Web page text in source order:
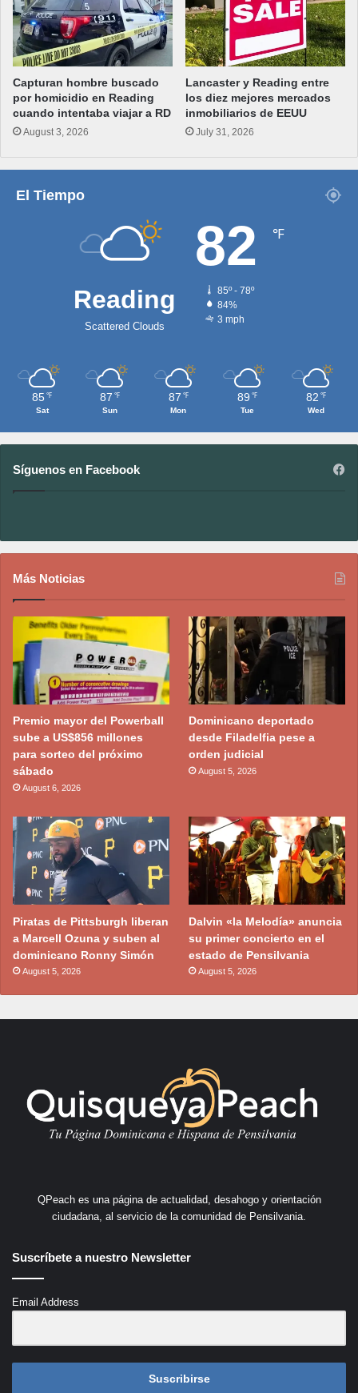
Capturan hombre buscado
por homicidio en Reading
cuando intentaba viajar a RD
August 3, 2026
Lancaster y Reading entre
los diez mejores mercados
inmobiliarios de EEUU
July 31, 2026
El Tiempo
Reading
Scattered Clouds
82 ℉
85º - 78º
84%
3 mph
85 ℉
Sat
87 ℉
Sun
87 ℉
Mon
89 ℉
Tue
82 ℉
Wed
Síguenos en Facebook
Más Noticias
Premio mayor del Powerball
sube a US$856 millones
para sorteo del próximo
sábado
August 6, 2026
Dominicano deportado
desde Filadelfia pese a
orden judicial
August 5, 2026
Piratas de Pittsburgh liberan
a Marcell Ozuna y suben al
dominicano Ronny Simón
August 5, 2026
Dalvin «la Melodía» anuncia
su primer concierto en el
estado de Pensilvania
August 5, 2026
QPeach es una página de actualidad, desahogo y orientación
ciudadana, al servicio de la comunidad de Pensilvania.
Suscríbete a nuestro Newsletter
Email Address
Suscribirse